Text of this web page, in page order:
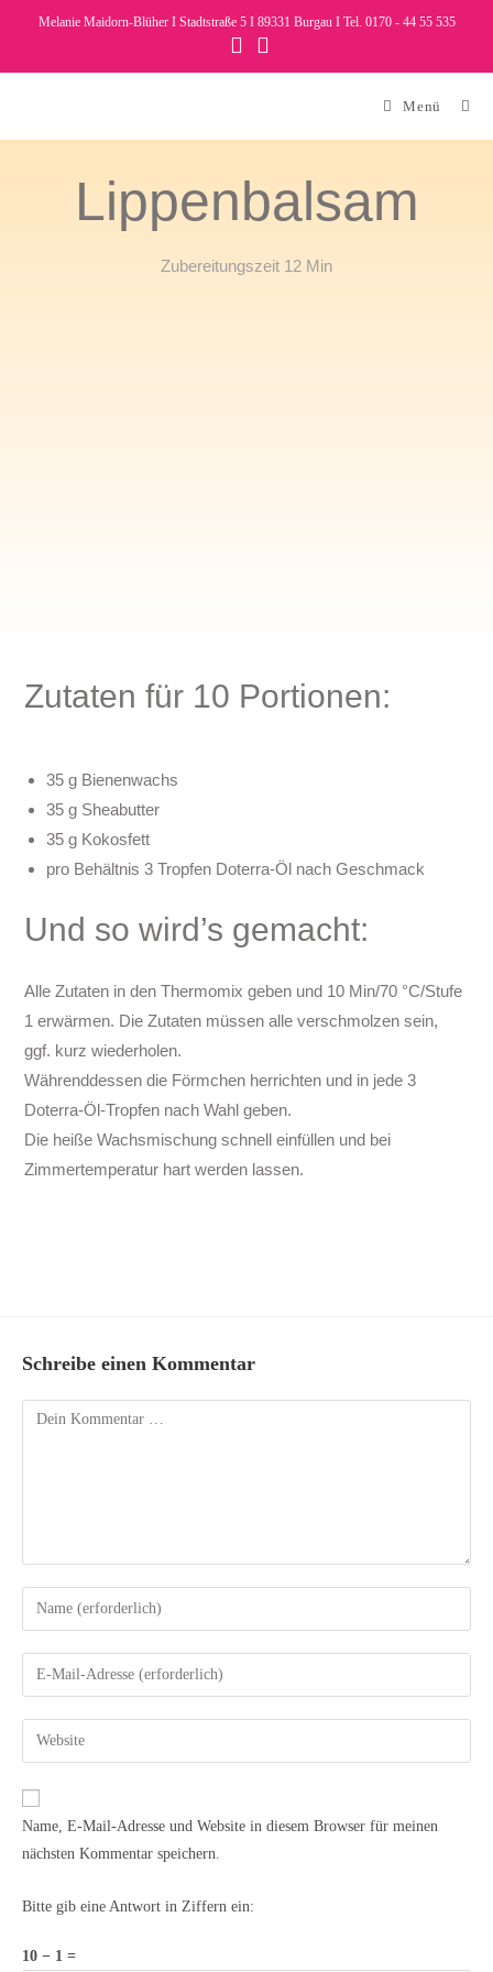
Melanie Maidorn-Blüher I Stadtstraße 5 I 89331 Burgau I Tel. 0170 - 44 55 535
Menü
Lippenbalsam
Zubereitungszeit 12 Min
Zutaten für 10 Portionen:
35 g Bienenwachs
35 g Sheabutter
35 g Kokosfett
pro Behältnis 3 Tropfen Doterra-Öl nach Geschmack
Und so wird’s gemacht:
Alle Zutaten in den Thermomix geben und 10 Min/70 °C/Stufe
1 erwärmen. Die Zutaten müssen alle verschmolzen sein,
ggf. kurz wiederholen.
Währenddessen die Förmchen herrichten und in jede 3
Doterra-Öl-Tropfen nach Wahl geben.
Die heiße Wachsmischung schnell einfüllen und bei
Zimmertemperatur hart werden lassen.
Schreibe einen Kommentar
Name, E-Mail-Adresse und Website in diesem Browser für meinen
nächsten Kommentar speichern.
Bitte gib eine Antwort in Ziffern ein:
10 − 1 =